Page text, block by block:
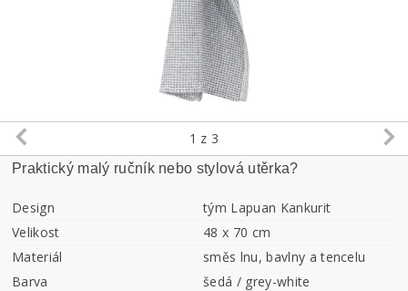
1 z 3
Praktický malý ručník nebo stylová utěrka?
Design
tým Lapuan Kankurit
Velikost
48 x 70 cm
Materiál
směs lnu, bavlny a tencelu
Barva
šedá / grey-white